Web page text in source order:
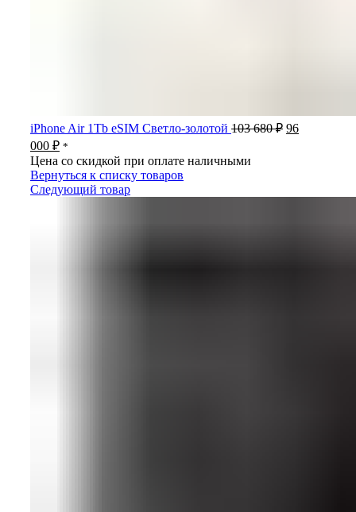
iPhone Air 1Tb eSIM Светло-золотой 103 680₽ 96
000 ₽Текущая
цена:
96
000 ₽.
*
Цена со скидкой при оплате наличными
Вернуться к списку товаров
Следующий товар